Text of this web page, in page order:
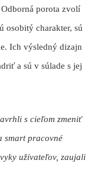
porota zvolí
osobitý charakter, sú
Ich výsledný dizajn
a sú v súlade s jej
s cieľom zmeniť
smart pracovné
užívateľov, zaujali